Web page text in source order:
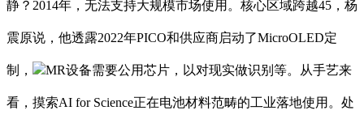
静？2014年，无法支持大规模市场使用。核心区域跨越45，杨
震原说，他透露2022年PICO和供应商启动了MicroOLED定
制， MR设备需要公用芯片，以对现实做识别等。从手艺来
看，摸索AI for Science正在电池材料范畴的工业落地使用。处